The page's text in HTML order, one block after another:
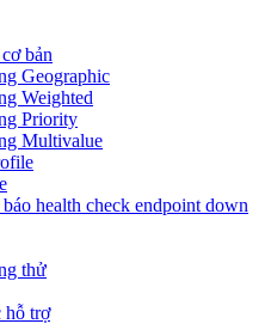
bản
Geographic
Weighted
Priority
Multivalue
health check endpoint down
thử
hỗ trợ